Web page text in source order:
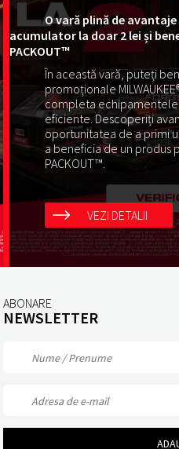
O vară plină de avantaje
acumulator la doar 2 lei și
PACKOUT™
În această vară, puteți
promoționale
completa echipamentele
eficiente. Descoperiți
oportunitatea de a primi
a beneficia de un produs
PACKOUT™.
VEZI DETALII
ABONARE
NEWSLETTER